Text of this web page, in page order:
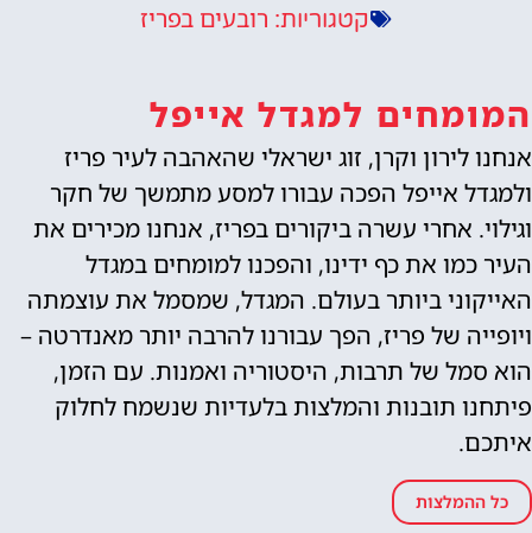
קטגוריות: רובעים בפריז
המומחים למגדל אייפל
אנחנו לירון וקרן, זוג ישראלי שהאהבה לעיר פריז
ולמגדל אייפל הפכה עבורו למסע מתמשך של חקר
וגילוי. אחרי עשרה ביקורים בפריז, אנחנו מכירים את
העיר כמו את כף ידינו, והפכנו למומחים במגדל
האייקוני ביותר בעולם. המגדל, שמסמל את עוצמתה
ויופייה של פריז, הפך עבורנו להרבה יותר מאנדרטה –
הוא סמל של תרבות, היסטוריה ואמנות. עם הזמן,
פיתחנו תובנות והמלצות בלעדיות שנשמח לחלוק
איתכם.
כל ההמלצות